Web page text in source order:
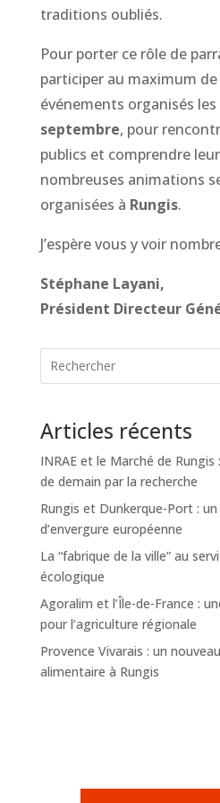
traditions oubliés.
Pour porter ce rôle de
participer au maximum
événements organisés les
septembre, pour
publics et comprendre
nombreuses animations
organisées à Rungis.
J’espère vous y voir
Stéphane Layani,
Président Directeur
Articles récents
INRAE et le Marché de
de demain par la recherche
Rungis et Dunkerque-Port :
d’envergure européenne
La “fabrique de la ville” au
écologique
Agoralim et l’Île-de-France :
pour l’agriculture régionale
Provence Vivarais : un
alimentaire à Rungis